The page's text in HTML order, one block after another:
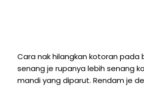
Cara nak hilangkan kotoran pada
senang je rupanya lebih senang
mandi yang diparut. Rendam je